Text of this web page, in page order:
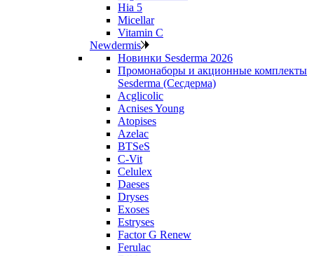
Hia 5
Micellar
Vitamin C
Newdermis
Новинки Sesderma 2026
Промонаборы и акционные комплекты
Sesderma (Сесдерма)
Acglicolic
Acnises Young
Atopises
Azelac
BTSeS
C‑Vit
Celulex
Daeses
Dryses
Exoses
Estryses
Factor G Renew
Ferulac